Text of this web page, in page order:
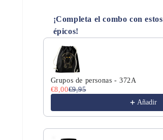
¡Completa el combo con
épicos!
Use the Previous and Next
Grupos de personas - 372A
€8,00€9,95
Añadir